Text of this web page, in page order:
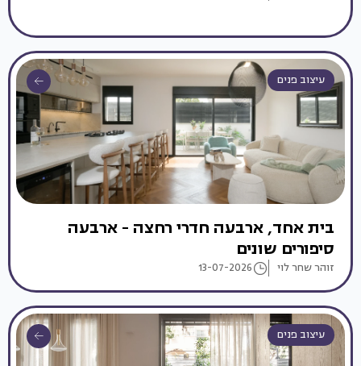
עיצוב פנים
בית אחד, ארבעה חדרי רחצה - ארבעה
סיפורים שונים
זוהר שחר לוי 13-07-2026
עיצוב פנים